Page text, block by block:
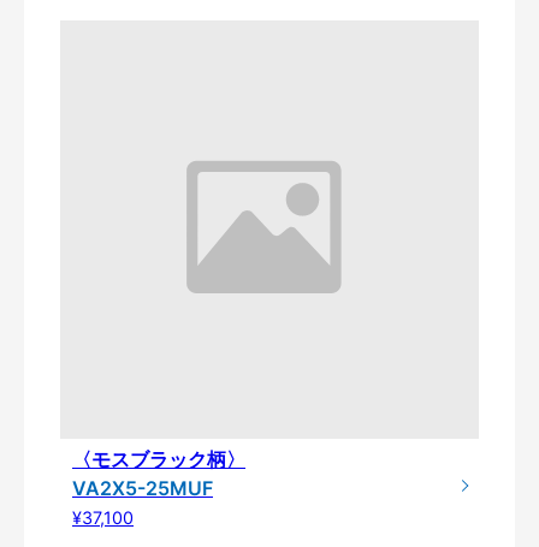
〈モスブラック柄〉
VA2X5-25MUF
¥37,100